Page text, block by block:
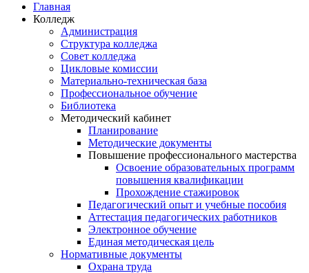
Главная
Колледж
Администрация
Структура колледжа
Совет колледжа
Цикловые комиссии
Материально-техническая база
Профессиональное обучение
Библиотека
Методический кабинет
Планирование
Методические документы
Повышение профессионального мастерства
Освоение образовательных программ
повышения квалификации
Прохождение стажировок
Педагогический опыт и учебные пособия
Аттестация педагогических работников
Электронное обучение
Единая методическая цель
Нормативные документы
Охрана труда